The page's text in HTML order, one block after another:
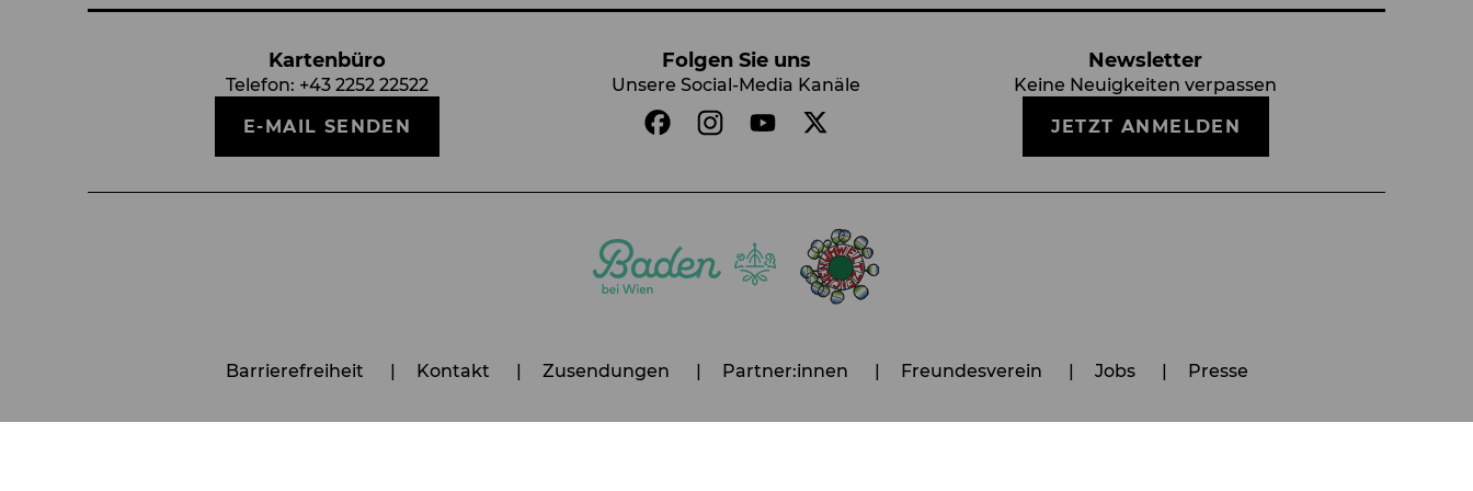
Kartenbüro
Telefon: +43 2252 22522
E-MAIL SENDEN
Folgen Sie uns
Unsere Social-Media Kanäle
Newsletter
Keine Neuigkeiten verpassen
JETZT ANMELDEN
Barrierefreiheit Kontakt Zusendungen Partner:innen Freundesverein Jobs Presse